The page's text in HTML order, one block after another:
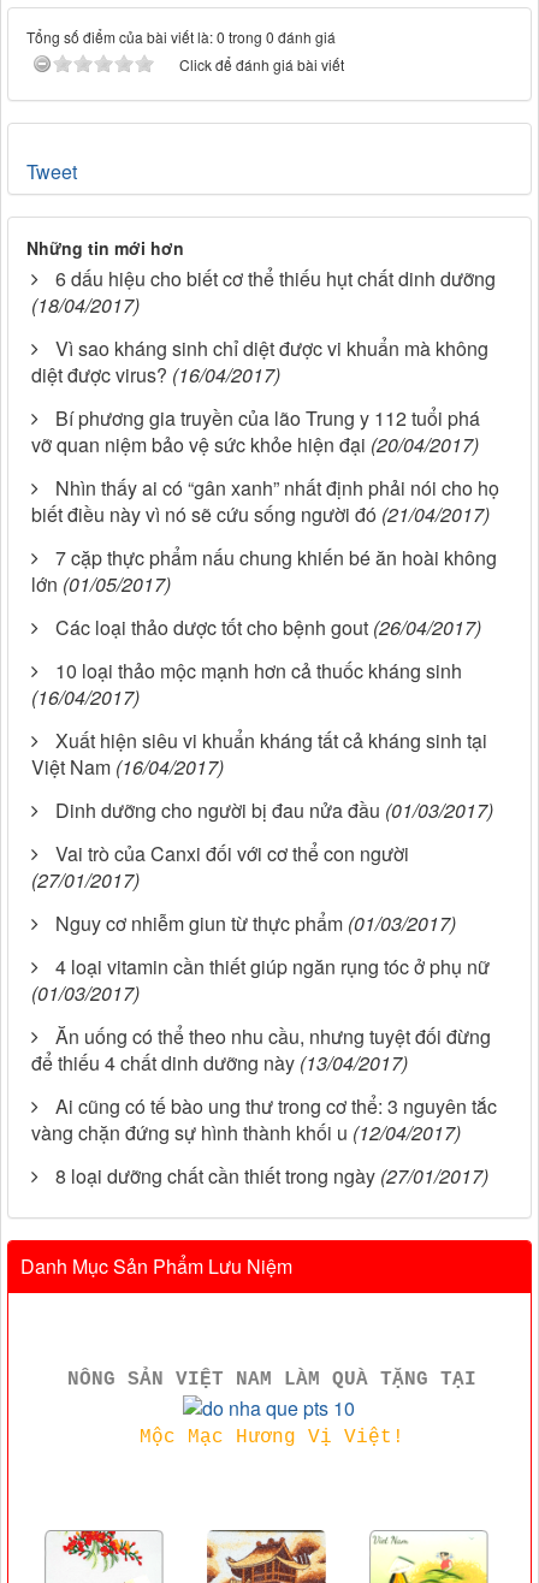
Tổng số điểm của bài viết là: 0 trong 0 đánh giá
Click để đánh giá bài viết
Tweet
Những tin mới hơn
6 dấu hiệu cho biết cơ thể thiếu hụt chất dinh dưỡng
(18/04/2017)
Vì sao kháng sinh chỉ diệt được vi khuẩn mà không
diệt được virus? (16/04/2017)
Bí phương gia truyền của lão Trung y 112 tuổi phá
vỡ quan niệm bảo vệ sức khỏe hiện đại (20/04/2017)
Nhìn thấy ai có “gân xanh” nhất định phải nói cho họ
biết điều này vì nó sẽ cứu sống người đó (21/04/2017)
7 cặp thực phẩm nấu chung khiến bé ăn hoài không
lớn (01/05/2017)
Các loại thảo dược tốt cho bệnh gout (26/04/2017)
10 loại thảo mộc mạnh hơn cả thuốc kháng sinh
(16/04/2017)
Xuất hiện siêu vi khuẩn kháng tất cả kháng sinh tại
Việt Nam (16/04/2017)
Dinh dưỡng cho người bị đau nửa đầu (01/03/2017)
Vai trò của Canxi đối với cơ thể con người
(27/01/2017)
Nguy cơ nhiễm giun từ thực phẩm (01/03/2017)
4 loại vitamin cần thiết giúp ngăn rụng tóc ở phụ nữ
(01/03/2017)
Ăn uống có thể theo nhu cầu, nhưng tuyệt đối đừng
để thiếu 4 chất dinh dưỡng này (13/04/2017)
Ai cũng có tế bào ung thư trong cơ thể: 3 nguyên tắc
vàng chặn đứng sự hình thành khối u (12/04/2017)
8 loại dưỡng chất cần thiết trong ngày (27/01/2017)
Danh Mục Sản Phẩm Lưu Niệm
NÔNG SẢN VIỆT NAM LÀM QUÀ TẶNG TẠI
Mộc Mạc Hương Vị Việt!